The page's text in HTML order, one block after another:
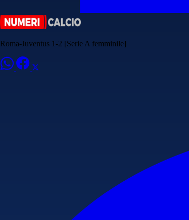
Roma-Juventus 1-2 [Serie A femminile]